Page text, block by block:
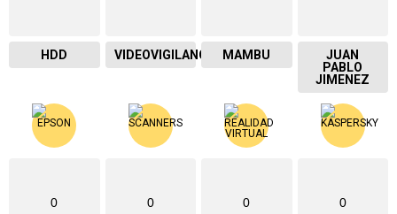
HDD VIDEOVIGILANCIA MAMBU
JUAN
PABLO
JIMENEZ
0 0 0 0